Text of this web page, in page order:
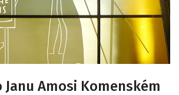
Amosi Komenském